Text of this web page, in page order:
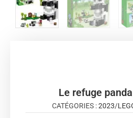
Le refuge
CATÉGORIES :2023/